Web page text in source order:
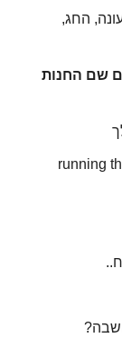
החג,
שם החנות